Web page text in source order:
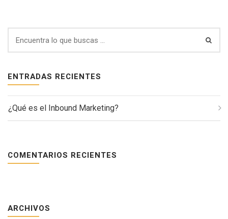
ENTRADAS RECIENTES
¿Qué es el Inbound Marketing?
COMENTARIOS RECIENTES
ARCHIVOS